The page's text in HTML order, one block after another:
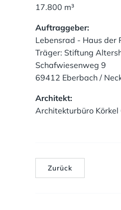
17.800 m³
Auftraggeber:
Lebensrad - Haus der
Träger: Stiftung
Schafwiesenweg 9
69412 Eberbach /
Architekt:
Architekturbüro Körkel
Zurück